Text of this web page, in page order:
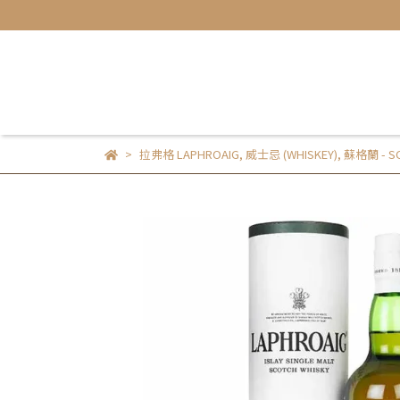
拉弗格 LAPHROAIG, 威士忌 (WHISKEY), 蘇格蘭 -